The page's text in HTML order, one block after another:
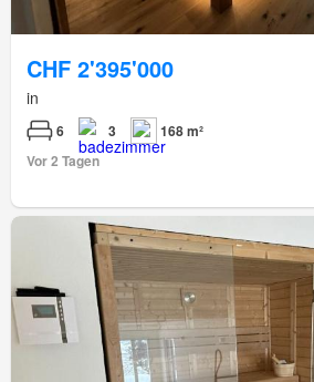
CHF 2'395'000
in
6 3
168 m²
Vor 2 Tagen